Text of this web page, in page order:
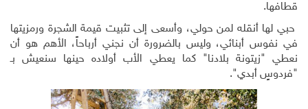
قطافها.
حبي لها أنقله لمن حولي، وأسعى إلى تثبيت قيمة الشجرة ورمزيتها
في نفوس أبنائي، وليس بالضرورة أن نجني أرباحاً، الأهم هو أن
نعطي "زيتونة بلادنا" كما يعطي الأب أولاده حينها سنعيش بـ
"فردوسٍ أبدي".